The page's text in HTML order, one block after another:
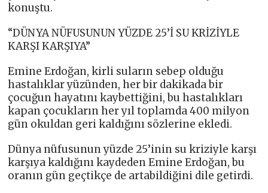
konuştu.
“DÜNYA NÜFUSUNUN YÜZDE 25’İ SU KRİZİYLE
KARŞI KARŞIYA”
Emine Erdoğan, kirli suların sebep olduğu
hastalıklar yüzünden, her bir dakikada bir
çocuğun hayatını kaybettiğini, bu hastalıkları
kapan çocukların her yıl toplamda 400 milyon
gün okuldan geri kaldığını sözlerine ekledi.
Dünya nüfusunun yüzde 25’inin su kriziyle karşı
karşıya kaldığını kaydeden Emine Erdoğan, bu
oranın gün geçtikçe de artabildiğini dile getirdi.